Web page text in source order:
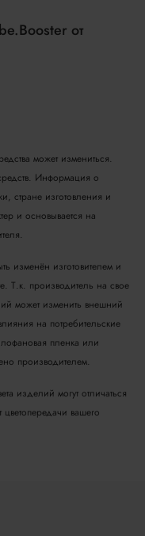
от
может измениться.
Информация о
стране изготовления и
и основывается на
изменён изготовителем и
Т.к. производитель на свое
может изменить внешний
на потребительские
пленка или
производителем.
изделий могут отличаться
цветопередачи вашего